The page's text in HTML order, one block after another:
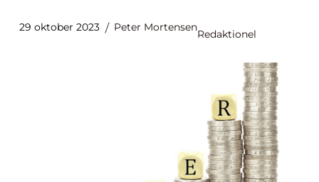
29 oktober 2023 Peter Mortensen
Redaktionel